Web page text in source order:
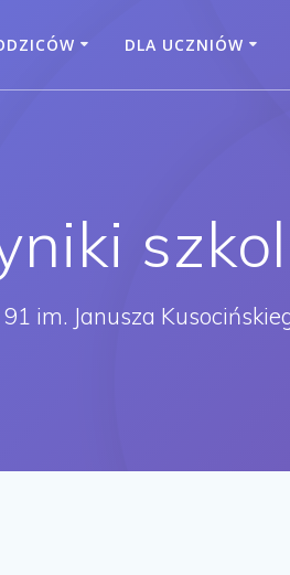
DLA UCZNIÓW
im. Janusza